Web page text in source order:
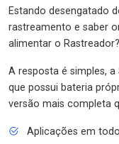
Estando desengatado
rastreamento e saber
alimentar o Rastreador?
A resposta é simples,
que possui bateria
versão mais completa
Aplicações em